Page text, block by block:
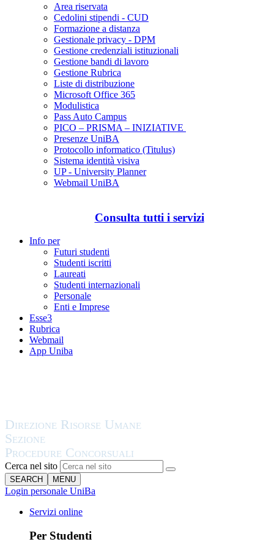
Area riservata
Cedolini stipendi - CUD
Formazione a distanza
Gestionale privacy - DPM
Gestione credenziali istituzionali
Gestione bandi di lavoro
Gestione Rubrica
Liste di distribuzione
Microsoft Office 365
Modulistica
Pass Auto Campus
PICO – PRISMA – INIZIATIVE
Presenze UniBA
Protocollo informatico (Titulus)
Sistema identità visiva
UP - University Planner
Webmail UniBA
Consulta tutti i servizi
Info per
Futuri studenti
Studenti iscritti
Laureati
Studenti internazionali
Personale
Enti e Imprese
Esse3
Rubrica
Webmail
App Uniba
Cerca nel sito
SEARCH MENU
Login personale UniBa
Servizi online
Per Studenti